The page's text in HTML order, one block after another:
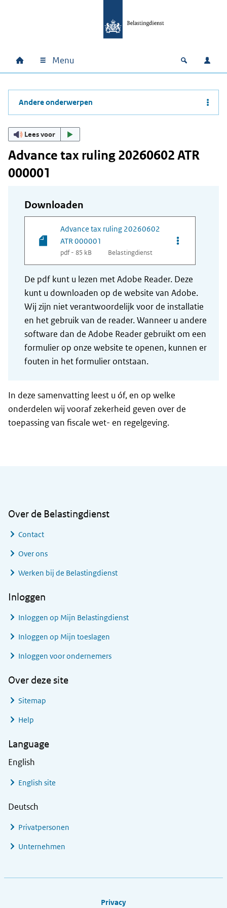
Hoofdnavigatie
Home Menu Open
Andere onderwerpen
Lees voor
Advance tax ruling 20260602 ATR
000001
Downloaden
Advance tax ruling 20260602
ATR 000001
pdf - 85 kB Belastingdienst
Opties van
De pdf kunt u lezen met Adobe Reader. Deze
kunt u downloaden op de website van Adobe.
Wij zijn niet verantwoordelijk voor de installatie
en het gebruik van de reader. Wanneer u andere
software dan de Adobe Reader gebruikt om een
formulier op onze website te openen, kunnen er
fouten in het formulier ontstaan.
In deze samenvatting leest u óf, en op welke
onderdelen wij vooraf zekerheid geven over de
toepassing van fiscale wet- en regelgeving.
Over de Belastingdienst
Contact
Over ons
Werken bij de Belastingdienst
Inloggen
Inloggen op Mijn Belastingdienst
Inloggen op Mijn toeslagen
Inloggen voor ondernemers
Over deze site
Sitemap
Help
Language
English
English site
Deutsch
Privatpersonen
Unternehmen
Privacy